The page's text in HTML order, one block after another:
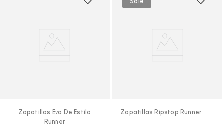
Zapatillas Eva De Estilo
Runner
Zapatillas Ripstop Runner